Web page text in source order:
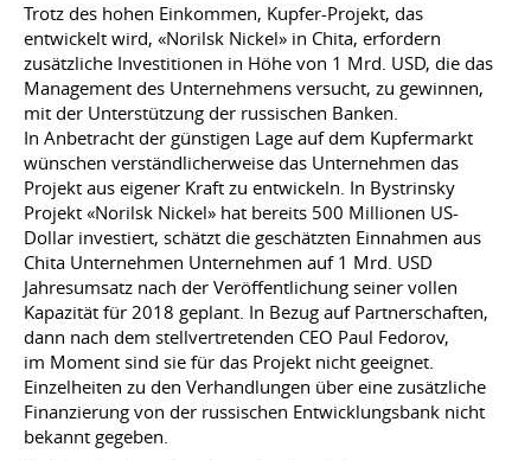
Trotz des hohen Einkommen, Kupfer-Projekt, das
entwickelt wird, «Norilsk Nickel» in Chita, erfordern
zusätzliche Investitionen in Höhe von 1 Mrd. USD, die das
Management des Unternehmens versucht, zu gewinnen,
mit der Unterstützung der russischen Banken.
In Anbetracht der günstigen Lage auf dem Kupfermarkt
wünschen verständlicherweise das Unternehmen das
Projekt aus eigener Kraft zu entwickeln. In Bystrinsky
Projekt «Norilsk Nickel» hat bereits 500 Millionen US-
Dollar investiert, schätzt die geschätzten Einnahmen aus
Chita Unternehmen Unternehmen auf 1 Mrd. USD
Jahresumsatz nach der Veröffentlichung seiner vollen
Kapazität für 2018 geplant. In Bezug auf Partnerschaften,
dann nach dem stellvertretenden CEO Paul Fedorov,
im Moment sind sie für das Projekt nicht geeignet.
Einzelheiten zu den Verhandlungen über eine zusätzliche
Finanzierung von der russischen Entwicklungsbank nicht
bekannt gegeben.